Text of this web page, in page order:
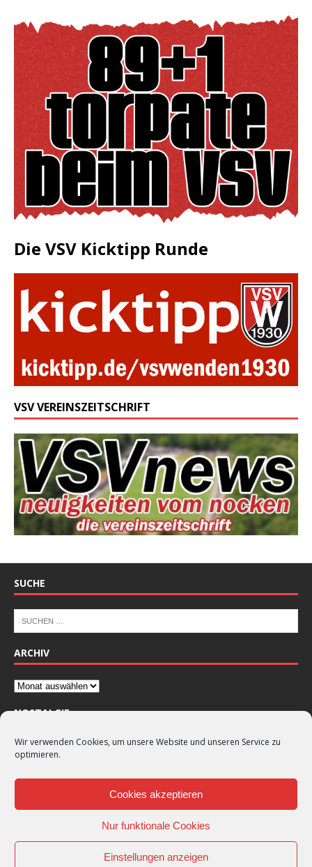
Wir verwenden Cookies, um unsere Website und unseren Service zu
optimieren.
Cookies akzeptieren
Nur funktionale Cookies
Einstellungen anzeigen
Die VSV Kicktipp Runde
VSV VEREINSZEITSCHRIFT
SUCHE
ARCHIV
NOSTALGIE